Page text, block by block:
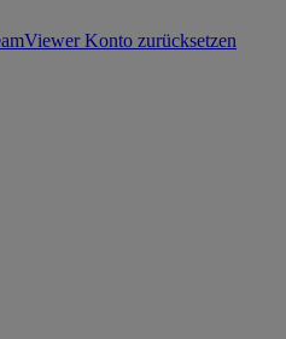
Konto zurücksetzen